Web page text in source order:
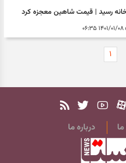
رسید | قیمت شاهین معجزه کرد
۱۴۰۱/۰۱/۰۸ ۰۶:۳۵
۱
درباره ما